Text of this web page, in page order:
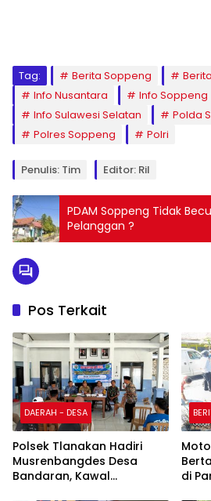
Tag: Berita Soppeng
Info Nusantara
Info Soppeng
Info Sulawesi Selatan
Polda
Polres Soppeng
Polri
Penulis: Tim Editor: Ril
PDAM Soppeng Tidak
Pelanggan ?
Pos Terkait
DAERAH - DESA
Polsek Tlanakan Hadiri
Musrenbangdes Desa
Bandaran, Kawal
di